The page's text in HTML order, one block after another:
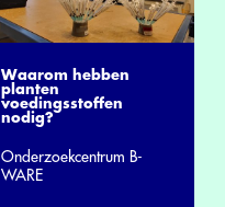
Waarom hebben
planten
voedingsstoffen
nodig?
Onderzoekcentrum B-
WARE